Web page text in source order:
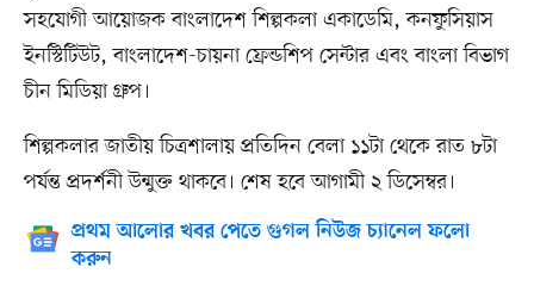
সহযোগী আয়োজক বাংলাদেশ শিল্পকলা একাডেমি, কনফুসিয়াস
ইনস্টিটিউট, বাংলাদেশ-চায়না ফ্রেন্ডশিপ সেন্টার এবং বাংলা বিভাগ
চীন মিডিয়া গ্রুপ।
শিল্পকলার জাতীয় চিত্রশালায় প্রতিদিন বেলা ১১টা থেকে রাত ৮টা
পর্যন্ত প্রদর্শনী উন্মুক্ত থাকবে। শেষ হবে আগামী ২ ডিসেম্বর।
প্রথম আলোর খবর পেতে গুগল নিউজ চ্যানেল ফলো
করুন